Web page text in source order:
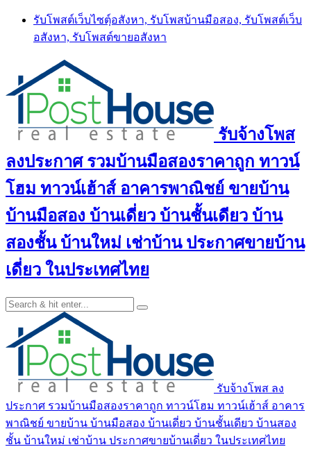
Skip
content
รับโพสต์เว็บไซตฺ์อสังหา, รับโพสบ้านมือสอง, รับโพสต์เว็บ
อสังหา, รับโพสต์ขายอสังหา
รับจ้างโพส
ลงประกาศ รวมบ้านมือสองราคาถูก ทาวน์
โฮม ทาวน์เฮ้าส์ อาคารพาณิชย์ ขายบ้าน
บ้านมือสอง บ้านเดี่ยว บ้านชั้นเดียว บ้าน
สองชั้น บ้านใหม่ เช่าบ้าน ประกาศขายบ้าน
เดี่ยว ในประเทศไทย
รับจ้างโพส ลง
ประกาศ รวมบ้านมือสองราคาถูก ทาวน์โฮม ทาวน์เฮ้าส์ อาคาร
พาณิชย์ ขายบ้าน บ้านมือสอง บ้านเดี่ยว บ้านชั้นเดียว บ้านสอง
ชั้น บ้านใหม่ เช่าบ้าน ประกาศขายบ้านเดี่ยว ในประเทศไทย